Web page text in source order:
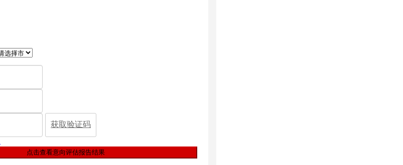
获取验证码
点击查看意向评估报告结果